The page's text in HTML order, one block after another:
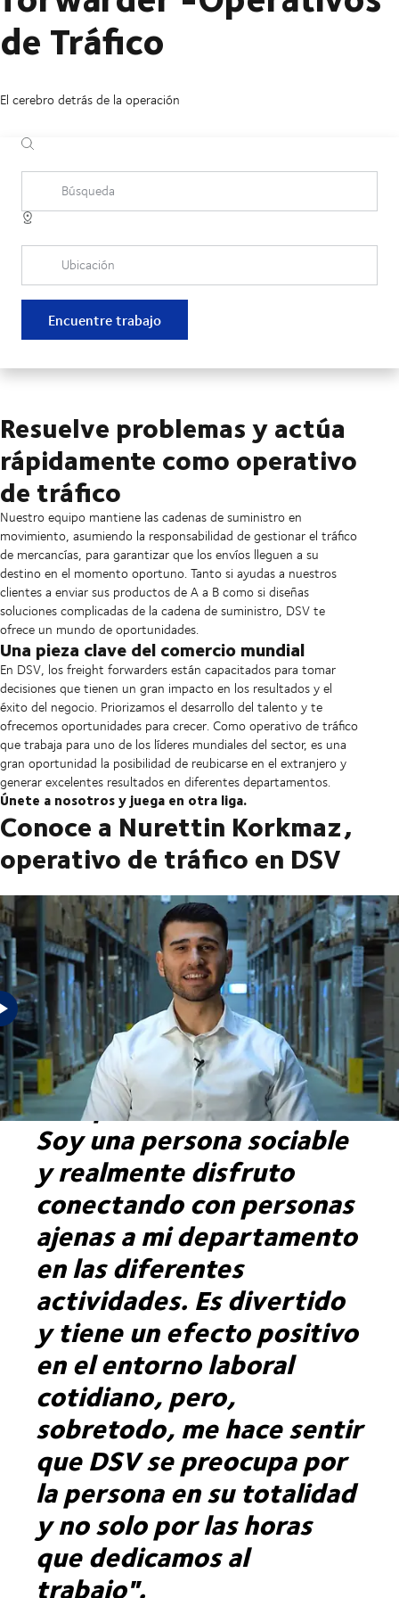
de Tráfico
El cerebro detrás de la operación
Búsqueda
Ubicación
Encuentre trabajo
Resuelve problemas y actúa
rápidamente como operativo
de tráfico
Nuestro equipo mantiene las cadenas de suministro en
movimiento, asumiendo la responsabilidad de gestionar el tráfico
de mercancías, para garantizar que los envíos lleguen a su
destino en el momento oportuno. Tanto si ayudas a nuestros
clientes a enviar sus productos de A a B como si diseñas
soluciones complicadas de la cadena de suministro, DSV te
ofrece un mundo de oportunidades.
Una pieza clave del comercio mundial
En DSV, los freight forwarders están capacitados para tomar
decisiones que tienen un gran impacto en los resultados y el
éxito del negocio. Priorizamos el desarrollo del talento y te
ofrecemos oportunidades para crecer. Como operativo de tráfico
que trabaja para uno de los líderes mundiales del sector, es una
gran oportunidad la posibilidad de reubicarse en el extranjero y
generar excelentes resultados en diferentes departamentos.
Únete a nosotros y juega en otra liga.
Conoce a Nurettin Korkmaz,
operativo de tráfico en DSV
“Mi trabajo no se valora
sólo por el rendimiento.
Soy una persona sociable
y realmente disfruto
conectando con personas
ajenas a mi departamento
en las diferentes
actividades. Es divertido
y tiene un efecto positivo
en el entorno laboral
cotidiano, pero,
sobretodo, me hace sentir
que DSV se preocupa por
la persona en su totalidad
y no solo por las horas
que dedicamos al
trabajo".